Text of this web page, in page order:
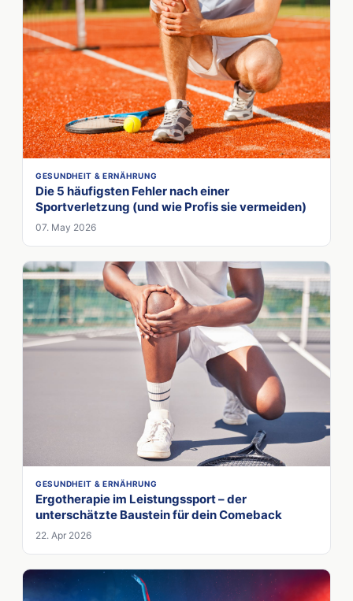
GESUNDHEIT & ERNÄHRUNG
Die 5 häufigsten Fehler nach einer
Sportverletzung (und wie Profis sie vermeiden)
07. May 2026
GESUNDHEIT & ERNÄHRUNG
Ergotherapie im Leistungssport – der
unterschätzte Baustein für dein Comeback
22. Apr 2026